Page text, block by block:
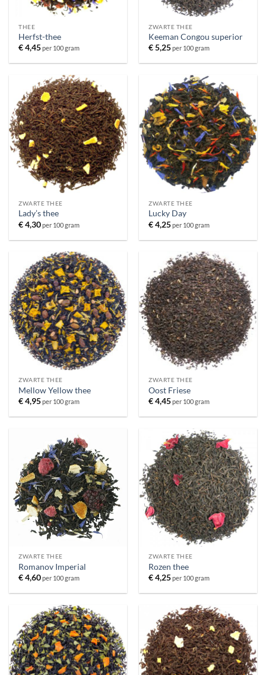
THEE
Herfst-thee
€4,45per 100 gram
ZWARTE THEE
Keeman Congou superior
€5,25per 100 gram
ZWARTE THEE
Lady’s thee
€4,30per 100 gram
ZWARTE THEE
Lucky Day
€4,25per 100 gram
ZWARTE THEE
Mellow Yellow thee
€4,95per 100 gram
ZWARTE THEE
Oost Friese
€4,45per 100 gram
ZWARTE THEE
Romanov Imperial
€4,60per 100 gram
ZWARTE THEE
Rozen thee
€4,25per 100 gram